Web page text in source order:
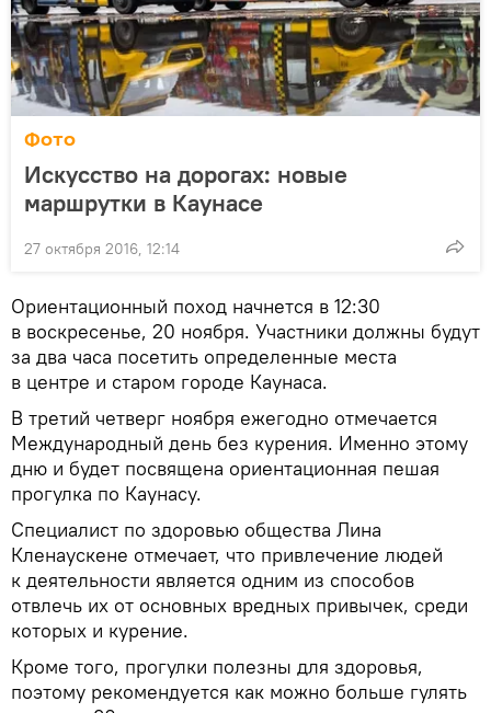
Фото
Искусство на дорогах: новые
маршрутки в Каунасе
27 октября 2016, 12:14
Ориентационный поход начнется в 12:30
в воскресенье, 20 ноября. Участники должны будут
за два часа посетить определенные места
в центре и старом городе Каунаса.
В третий четверг ноября ежегодно отмечается
Международный день без курения. Именно этому
дню и будет посвящена ориентационная пешая
прогулка по Каунасу.
Специалист по здоровью общества Лина
Кленаускене отмечает, что привлечение людей
к деятельности является одним из способов
отвлечь их от основных вредных привычек, среди
которых и курение.
Кроме того, прогулки полезны для здоровья,
поэтому рекомендуется как можно больше гулять